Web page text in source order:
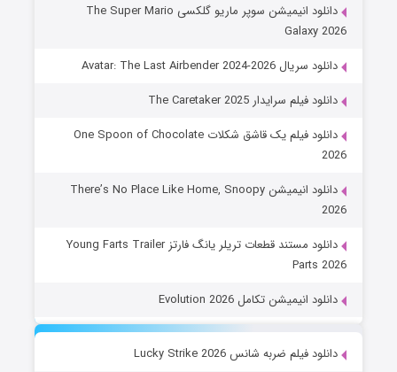
دانلود انیمیشن سوپر ماریو گلکسی The Super Mario
Galaxy 2026
دانلود سریال Avatar: The Last Airbender 2024-2026
دانلود فیلم سرایدار The Caretaker 2025
دانلود فیلم یک قاشق شکلات One Spoon of Chocolate
2026
دانلود انیمیشن There’s No Place Like Home, Snoopy
2026
دانلود مستند قطعات تریلر یانگ فارتز Young Farts Trailer
Parts 2026
دانلود انیمیشن تکامل Evolution 2026
دانلود فیلم ضربه شانس Lucky Strike 2026